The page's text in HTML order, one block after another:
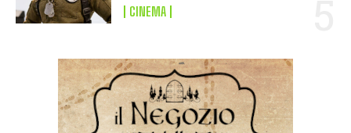
CINEMA